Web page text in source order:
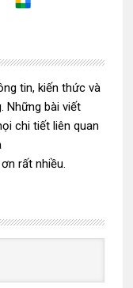
tin, kiến thức và
Những bài viết
chi tiết liên quan
rất nhiều.